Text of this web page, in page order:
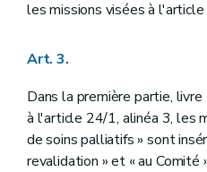
les missions visées à
Art. 3.
Dans la première partie, livre
à l'article 24/1, alinéa 3, les
de soins palliatifs » sont
revalidation » et « au Comité